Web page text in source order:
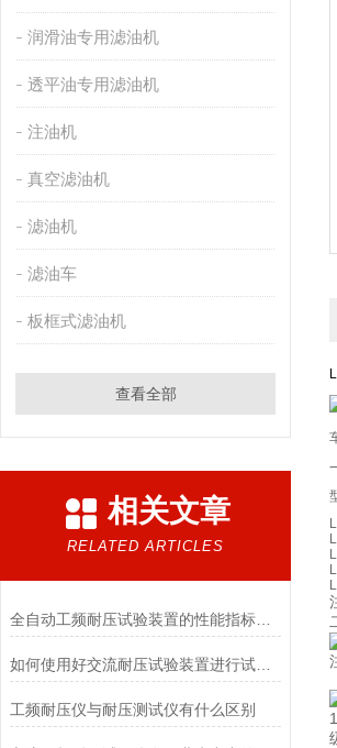
润滑油专用滤油机
透平油专用滤油机
注油机
真空滤油机
滤油机
滤油车
板框式滤油机
查看全部
相关文章
RELATED ARTICLES
全自动工频耐压试验装置的性能指标包括哪些
如何使用好交流耐压试验装置进行试验呢？
工频耐压仪与耐压测试仪有什么区别